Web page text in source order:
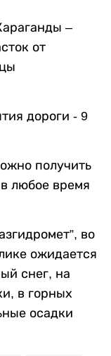
–
от
дороги - 9
получить
любое время
во
ожидается
снег, на
в горных
осадки